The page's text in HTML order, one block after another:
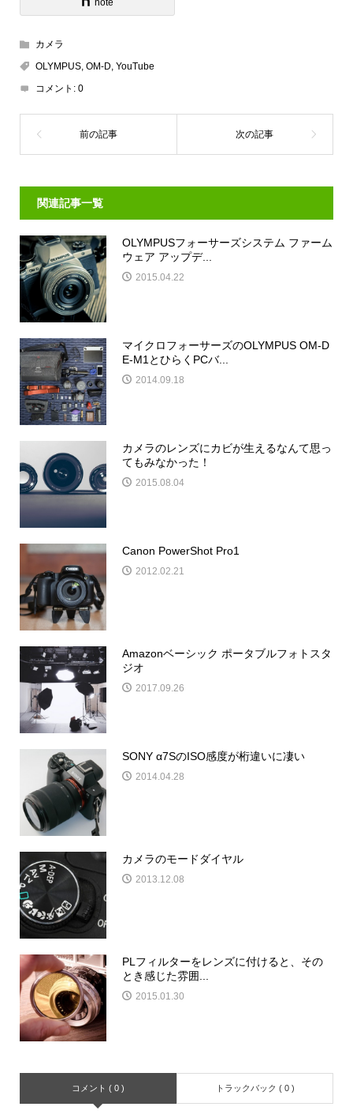
カメラ
OLYMPUS, OM-D YouTube
コメント: 0
関連記事一覧
OLYMPUSフォーサーズシステム ファーム
ウェア アップデ...
2015.04.22
マイクロフォーサーズのOLYMPUS OM-D
E-M1とひらくPCバ...
2014.09.18
カメラのレンズにカビが生えるなんて思っ
てもみなかった！
2015.08.04
Canon PowerShot Pro1
2012.02.21
Amazonベーシック ポータブルフォトスタ
ジオ
2017.09.26
SONY α7SのISO感度が桁違いに凄い
2014.04.28
カメラのモードダイヤル
2013.12.08
PLフィルターをレンズに付けると、その
とき感じた雰囲...
2015.01.30
コメント ( 0 ) トラックバック ( 0 )